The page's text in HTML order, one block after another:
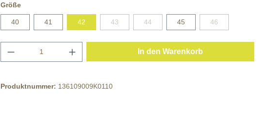
Größe
40 41 42 43 44 45 46
In den Warenkorb
Produktnummer: 136109009K0110